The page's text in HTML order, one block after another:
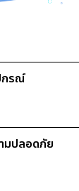
กรณ์
มปลอดภัย